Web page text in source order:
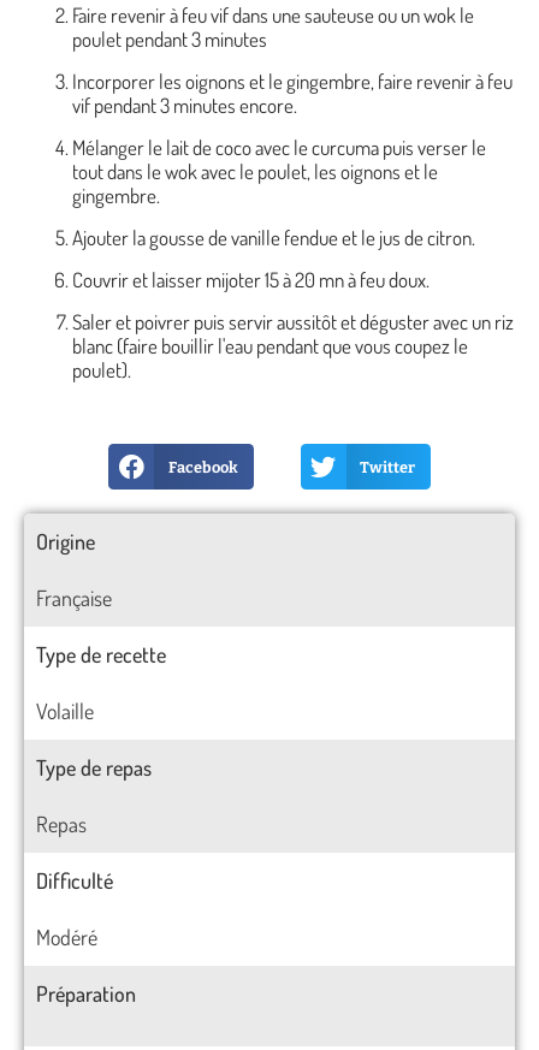
Faire revenir à feu vif dans une sauteuse ou un wok le
poulet pendant 3 minutes
Incorporer les oignons et le gingembre, faire revenir à feu
vif pendant 3 minutes encore.
Mélanger le lait de coco avec le curcuma puis verser le
tout dans le wok avec le poulet, les oignons et le
gingembre.
Ajouter la gousse de vanille fendue et le jus de citron.
Couvrir et laisser mijoter 15 à 20 mn à feu doux.
Saler et poivrer puis servir aussitôt et déguster avec un riz
blanc (faire bouillir l'eau pendant que vous coupez le
poulet).
Facebook Twitter
Origine
Française
Type de recette
Volaille
Type de repas
Repas
Difficulté
Modéré
Préparation